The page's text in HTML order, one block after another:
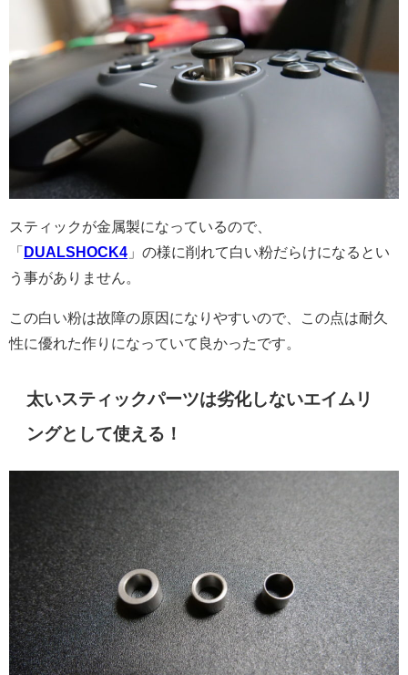
スティックが金属製になっているので、
「 DUALSHOCK4 」の様に削れて白い粉だらけになるとい
う事がありません。
この白い粉は故障の原因になりやすいので、この点は耐久
性に優れた作りになっていて良かったです。
太いスティックパーツは劣化しないエイムリ
ングとして使える！